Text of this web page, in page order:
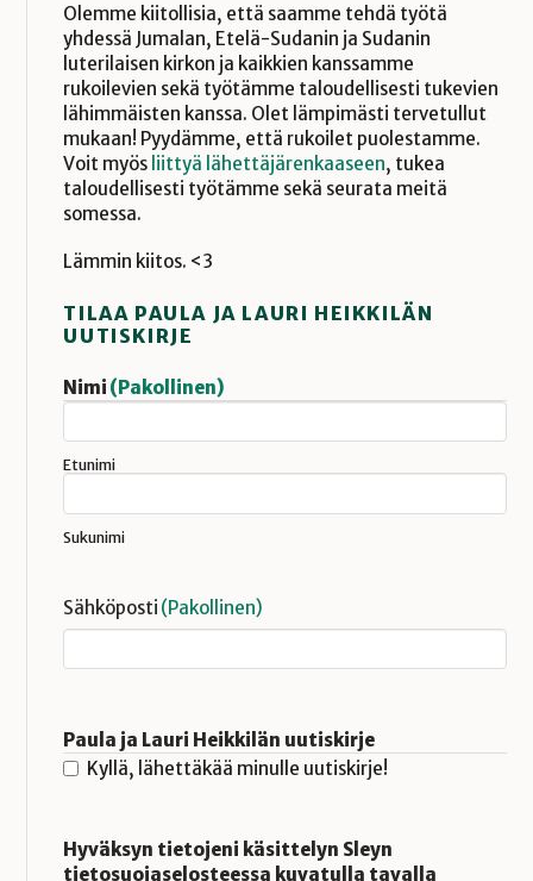
Olemme kiitollisia, että saamme tehdä työtä
yhdessä Jumalan, Etelä-Sudanin ja Sudanin
luterilaisen kirkon ja kaikkien kanssamme
rukoilevien sekä työtämme taloudellisesti tukevien
lähimmäisten kanssa. Olet lämpimästi tervetullut
mukaan! Pyydämme, että rukoilet puolestamme.
Voit myös liittyä lähettäjärenkaaseen, tukea
taloudellisesti työtämme sekä seurata meitä
somessa.
Lämmin kiitos. <3
TILAA PAULA JA LAURI HEIKKILÄN
UUTISKIRJE
Nimi (Pakollinen)
Etunimi
Sukunimi
Sähköposti (Pakollinen)
Paula ja Lauri Heikkilän uutiskirje
Kyllä, lähettäkää minulle uutiskirje!
Hyväksyn tietojeni käsittelyn Sleyn
tietosuojaselosteessa kuvatulla tavalla